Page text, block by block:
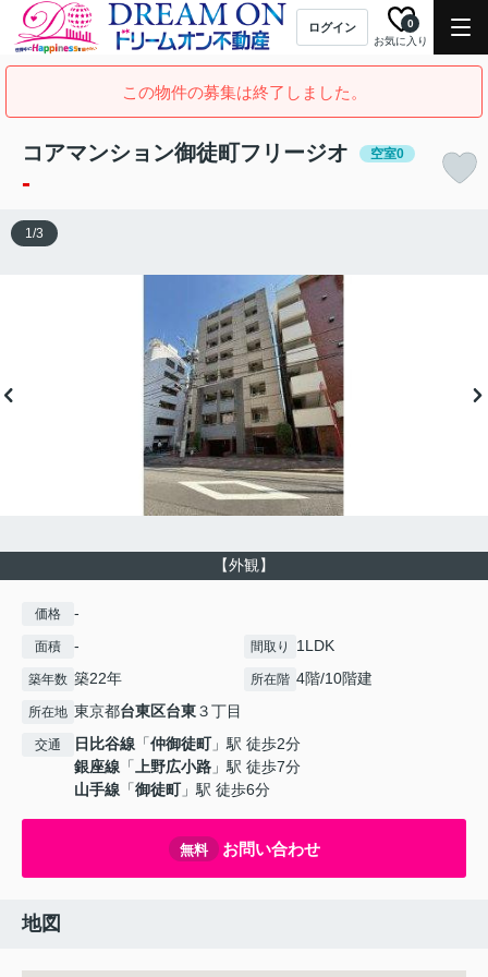
ログイン
お気に入り
0
この物件の募集は終了しました。
コアマンション御徒町フリージオ 空室0
-
【外観】
1/3
価格 -
面積 - 間取り 1LDK
築年数 築22年 所在階 4階/10階建
所在地 東京都台東区台東３丁目
交通 日比谷線 「仲御徒町」駅 徒歩2分
銀座線 「上野広小路 」駅 徒歩7分
山手線 「御徒町」駅 徒歩6分
無料 お問い合わせ
地図